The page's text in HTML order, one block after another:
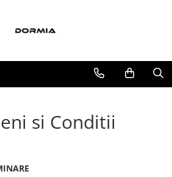
ranforce
si Conditii